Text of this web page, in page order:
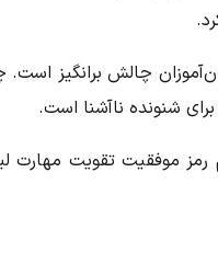
چالش برانگیز
شنونده ناآشنا است.
موفقیت تقویت مهارت